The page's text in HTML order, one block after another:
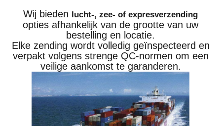
Wij bieden lucht-, zee- of expresverzending
opties afhankelijk van de grootte van uw
bestelling en locatie.
Elke zending wordt volledig geïnspecteerd en
verpakt volgens strenge QC-normen om een
veilige aankomst te garanderen.